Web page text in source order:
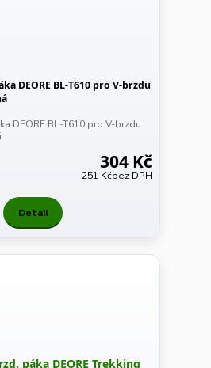
DEORE BL-T610 pro V-brzdu
DEORE BL-T610 pro V-brzdu
304 Kč
251 Kčbez DPH
Detail